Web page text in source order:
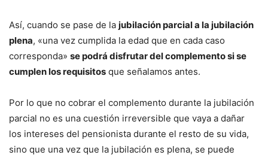
Así, cuando se pase de la jubilación parcial a la jubilación
plena, «una vez cumplida la edad que en cada caso
corresponda» se podrá disfrutar del complemento si se
cumplen los requisitos que señalamos antes.
Por lo que no cobrar el complemento durante la jubilación
parcial no es una cuestión irreversible que vaya a dañar
los intereses del pensionista durante el resto de su vida,
sino que una vez que la jubilación es plena, se puede